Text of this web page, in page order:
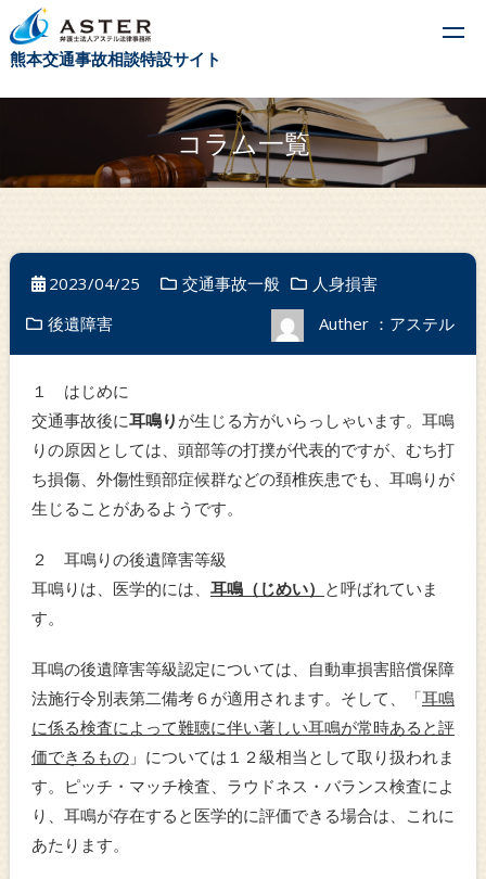
t
g
g
e
g
a
i
o
n
熊本交通事故相談特設サイト
コラム一覧
2023/04/25 交通事故一般
人身損害
後遺障害
Auther ：アステル
１ はじめに
交通事故後に耳鳴り が生じる方がいらっしゃいます。耳鳴
りの原因としては、頭部等の打撲が代表的ですが、むち打
ち損傷、外傷性頸部症候群などの頚椎疾患でも、耳鳴りが
生じることがあるようです。
２ 耳鳴りの後遺障害等級
耳鳴りは、医学的には、 耳鳴（じめい） と呼ばれていま
す。
耳鳴の後遺障害等級認定については、自動車損害賠償保障
法施行令別表第二備考６が適用されます。そして、「耳鳴
に係る検査によって難聴に伴い著しい耳鳴が常時あると評
価できるもの」については１２級相当として取り扱われま
す。ピッチ・マッチ検査、ラウドネス・バランス検査によ
り、耳鳴が存在すると医学的に評価できる場合は、これに
あたります。